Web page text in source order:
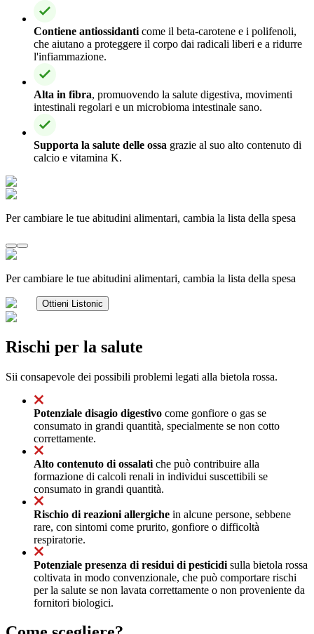
Contiene antiossidanti come il beta-carotene e i polifenoli,
che aiutano a proteggere il corpo dai radicali liberi e a ridurre
l'infiammazione.
Alta in fibra, promuovendo la salute digestiva, movimenti
intestinali regolari e un microbioma intestinale sano.
Supporta la salute delle ossa grazie al suo alto contenuto di
calcio e vitamina K.
Per cambiare le tue abitudini alimentari, cambia la lista della spesa
Per cambiare le tue abitudini alimentari, cambia la lista della spesa
Ottieni Listonic
Rischi per la salute
Sii consapevole dei possibili problemi legati alla bietola rossa.
Potenziale disagio digestivo come gonfiore o gas se
consumato in grandi quantità, specialmente se non cotto
correttamente.
Alto contenuto di ossalati che può contribuire alla
formazione di calcoli renali in individui suscettibili se
consumato in grandi quantità.
Rischio di reazioni allergiche in alcune persone, sebbene
rare, con sintomi come prurito, gonfiore o difficoltà
respiratorie.
Potenziale presenza di residui di pesticidi sulla bietola rossa
coltivata in modo convenzionale, che può comportare rischi
per la salute se non lavata correttamente o non proveniente da
fornitori biologici.